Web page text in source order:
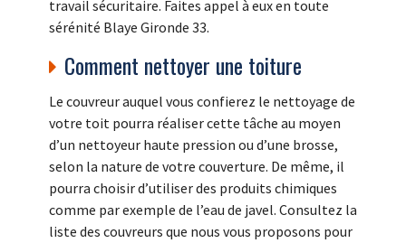
travail sécuritaire. Faites appel à eux en toute
sérénité Blaye Gironde 33.
Comment nettoyer une toiture
Le couvreur auquel vous confierez le nettoyage de
votre toit pourra réaliser cette tâche au moyen
d’un nettoyeur haute pression ou d’une brosse,
selon la nature de votre couverture. De même, il
pourra choisir d’utiliser des produits chimiques
comme par exemple de l’eau de javel. Consultez la
liste des couvreurs que nous vous proposons pour